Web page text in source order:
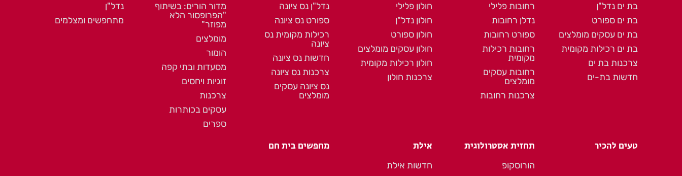
בת ים נדל"ן
בת ים ספורט
בת ים עסקים מומלצים
בת ים רכילות מקומית
צרכנות בת ים
חדשות בת-ים
רחובות פלילי
נדלן רחובות
ספורט רחובות
רחובות רכילות
מקומית
רחובות עסקים
מומלצים
צרכנות רחובות
חולון פלילי
חולון נדל"ן
חולון ספורט
חולון עסקים מומלצים
חולון רכילות מקומית
צרכנות חולון
נדל"ן נס ציונה
ספורט נס ציונה
רכילות מקומית נס
ציונה
חדשות נס ציונה
צרכנות נס ציונה
נס ציונה עסקים
מומלצים
מדור הורים: בשיתוף
"הפרופסור הלא
מפוזר"
מומלצים
הומור
מסעדות ובתי קפה
זוגיות ויחסים
צרכנות
עסקים בכותרות
ספרים
נדל"ן
מתחפשים ומצלמים
טעים להכיר תחזית אסטרולוגית
הורוסקופ
אילת
חדשות אילת
מחפשים בית חם